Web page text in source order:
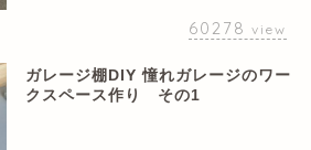
60278 view
ガレージ棚DIY 憧れガレージのワー
クスペース作り その1